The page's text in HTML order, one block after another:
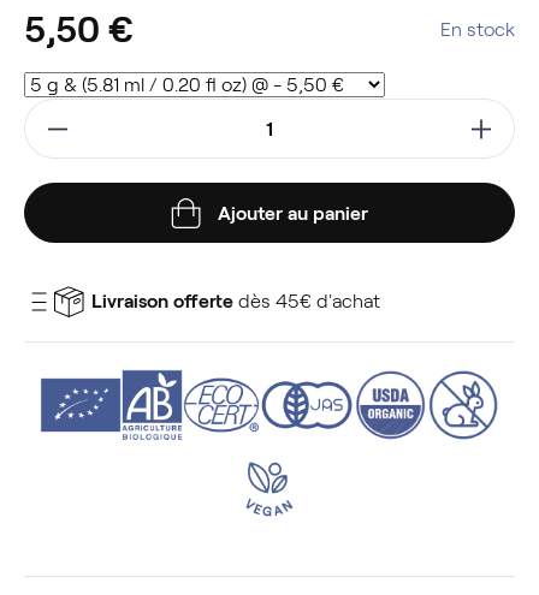
5,50 € En stock
Ajouter au panier
Livraison offerte dès 45€ d'achat